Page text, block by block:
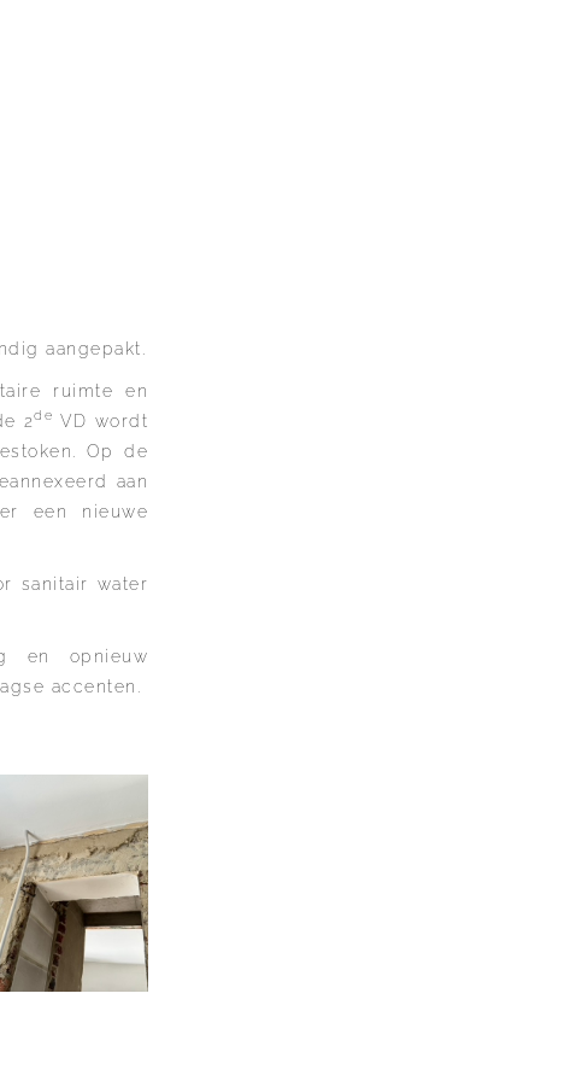
aangepakt.
ruimte en
2de VD wordt
Op de
aan
een nieuwe
sanitair water
en opnieuw
accenten.